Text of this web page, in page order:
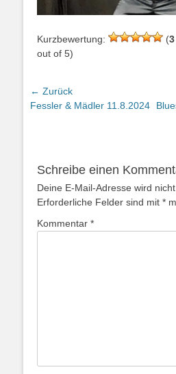
Kurzbewertung: (3
out of 5)
Beitragsnavigation
← Zurück
Vorheriger
Fessler & Mädler 11.8.2024
Schreibe einen
Deine E-Mail-Adresse wird
Erforderliche Felder sind mit *
Kommentar *